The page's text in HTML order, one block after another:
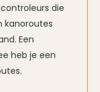
die
kanoroutes
Een
heb je een